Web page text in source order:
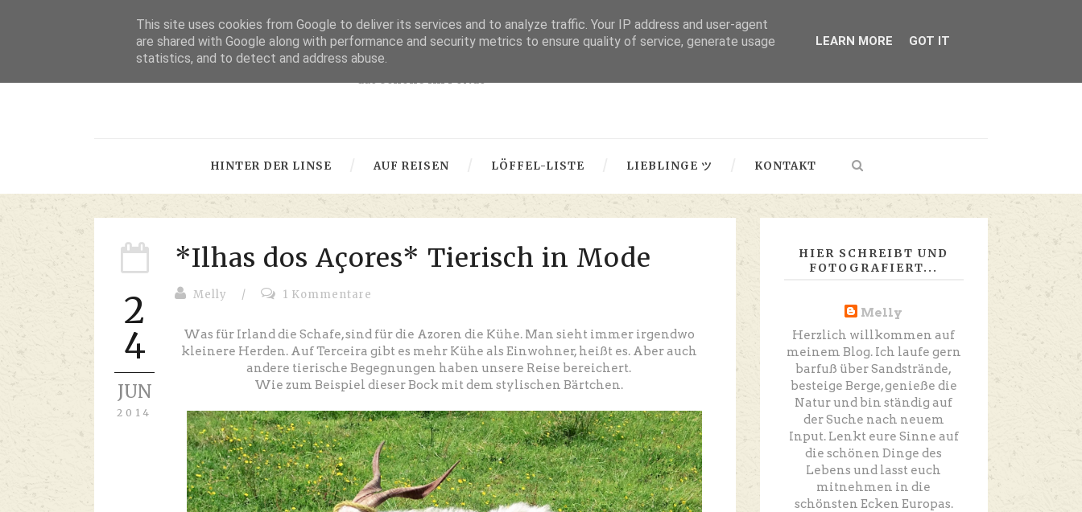
thru lensed eyes
HINTER DER LINSE AUF REISEN LÖFFEL-LISTE LIEBLINGE ツ KONTAKT
2
4
JUN
2014
*Ilhas dos Açores* Tierisch in Mode
Melly / 1 Kommentare
Was für Irland die Schafe, sind für die Azoren die Kühe. Man sieht immer irgendwo
kleinere Herden. Auf Terceira gibt es mehr Kühe als Einwohner, heißt es. Aber auch
andere tierische Begegnungen haben unsere Reise bereichert.
Wie zum Beispiel dieser Bock mit dem stylischen Bärtchen.
HIER SCHREIBT UND
FOTOGRAFIERT...
Melly
Herzlich willkommen auf
meinem Blog. Ich laufe gern
barfuß über Sandstrände,
besteige Berge, genieße die
Natur und bin ständig auf
der Suche nach neuem
Input. Lenkt eure Sinne auf
die schönen Dinge des
Lebens und lasst euch
mitnehmen in die
schönsten Ecken Europas.
This site uses cookies from Google to deliver its services and to analyze traffic. Your IP address and user-agent
are shared with Google along with performance and security metrics to ensure quality of service, generate usage
statistics, and to detect and address abuse.
LEARN MORE GOT IT